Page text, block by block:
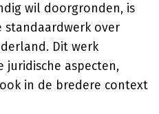
wil doorgronden, is
standaardwerk over
Dit werk
aspecten,
in de bredere context